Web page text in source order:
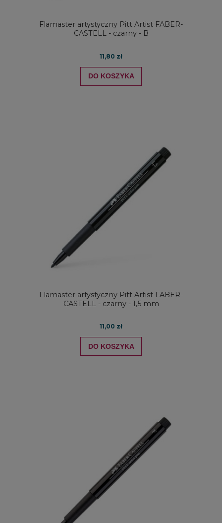
Flamaster artystyczny Pitt Artist FABER-
CASTELL - czarny - B
11,80 zł
DO KOSZYKA
Flamaster artystyczny Pitt Artist FABER-
CASTELL - czarny - 1,5 mm
11,00 zł
DO KOSZYKA